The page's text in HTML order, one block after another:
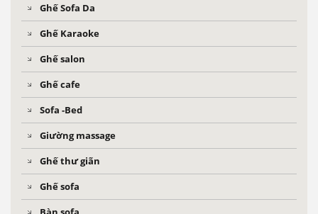
Ghế Sofa Da
Ghế Karaoke
Ghế salon
Ghế cafe
Sofa -Bed
Giường massage
Ghế thư giãn
Ghế sofa